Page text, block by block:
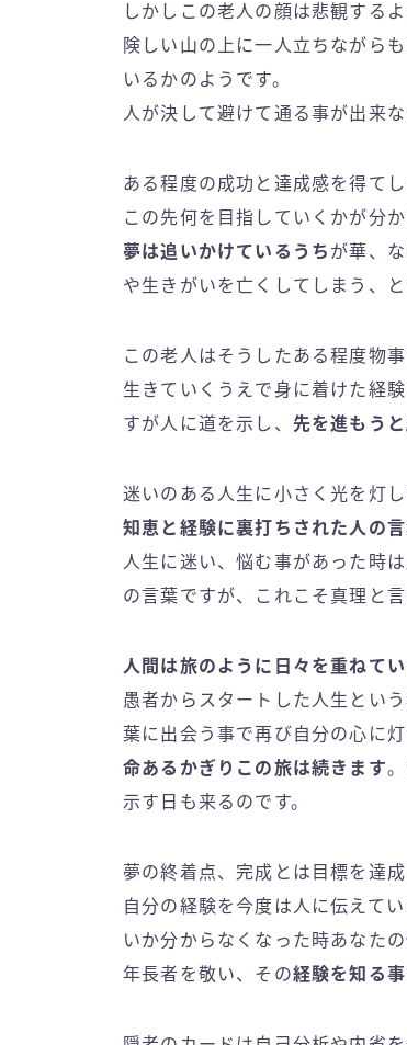
しかしこの老人の顔は悲観する
険しい山の上に一人立ちながら
いるかのようです。
人が決して避けて通る事が出来
ある程度の成功と達成感を得て
この先何を目指していくかが分か
夢は追いかけているうち が華、
や生きがいを亡くしてしまう、と
この老人はそうしたある程度物事
生きていくうえで身に着けた経
すが人に道を示し、 先を進もう
迷いのある人生に小さく光を灯
知恵と経験に裏打ちされた人の
人生に迷い、悩む事があった時
の言葉ですが、これこそ真理と言
人間は旅のように日々を重ねて
愚者からスタートした人生とい
葉に出会う事で再び自分の心に灯
命あるかぎりこの旅は続きます
示す日も来るのです。
夢の終着点、完成とは目標を達
自分の経験を今度は人に伝えて
いか分からなくなった時あなた
年長者を敬い、その経験を知る